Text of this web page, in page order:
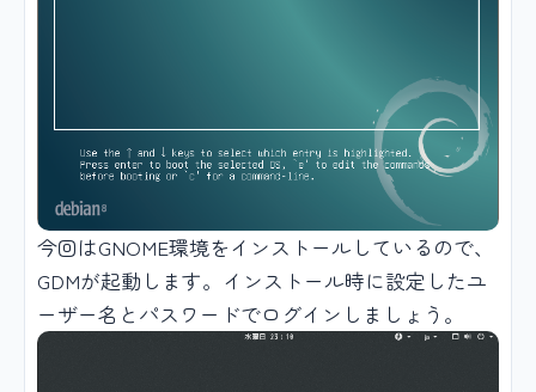
今回はGNOME環境をインストールしているので、
GDMが起動します。インストール時に設定したユ
ーザー名とパスワードでログインしましょう。